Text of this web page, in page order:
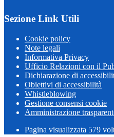
Sezione Link Utili
Cookie policy
Note legali
Informativa Privacy
Ufficio Relazioni con il
Dichiarazione di
Obiettivi di accessibilità
Whistleblowing
Gestione consensi cookie
Amministrazione
Pagina visualizzata 579